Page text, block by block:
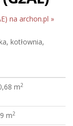
na archon.pl »
kotłownia,
m2
m2